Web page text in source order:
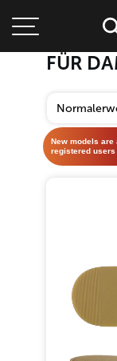
FÜR
New models
registered users